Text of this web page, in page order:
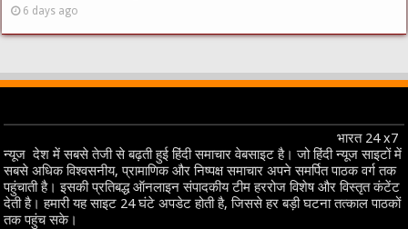
6 days ago
भारत 24 x7
न्यूज देश में सबसे तेजी से बढ़ती हुई हिंदी समाचार वेबसाइट है। जो हिंदी न्यूज साइटों में
सबसे अधिक विश्वसनीय, प्रामाणिक और निष्पक्ष समाचार अपने समर्पित पाठक वर्ग तक
पहुंचाती है। इसकी प्रतिबद्ध ऑनलाइन संपादकीय टीम हररोज विशेष और विस्तृत कंटेंट
देती है। हमारी यह साइट 24 घंटे अपडेट होती है, जिससे हर बड़ी घटना तत्काल पाठकों
तक पहुंच सके।